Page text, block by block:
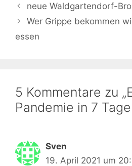
neue Waldgartendorf-
Wer Grippe bekommen
essen
5 Kommentare zu
Pandemie in 7
Sven
19. April 2021 um